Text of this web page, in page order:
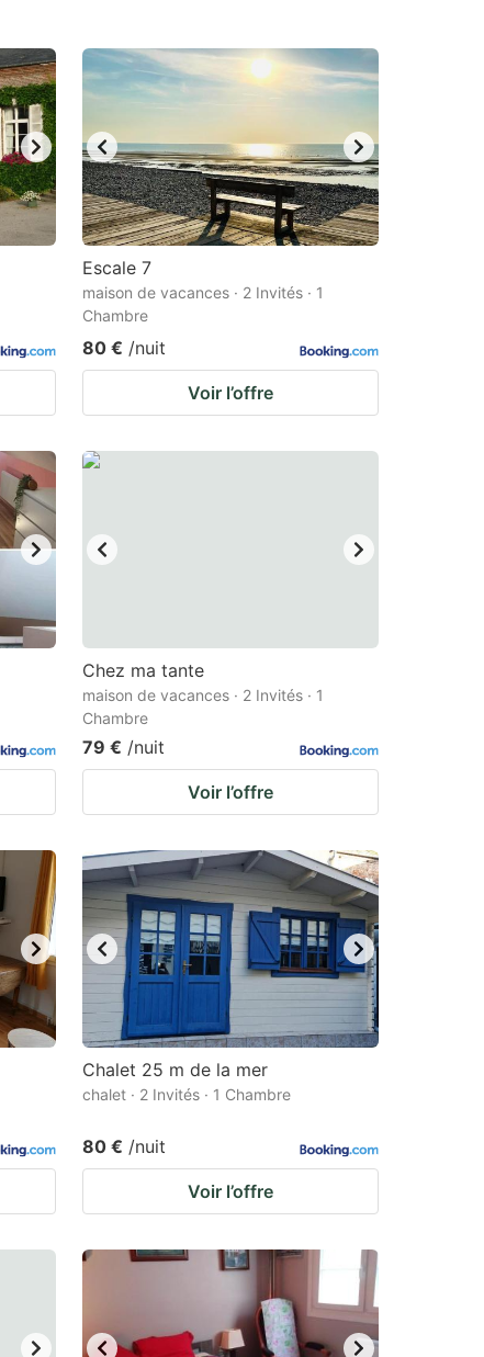
Escale 7
maison de vacances · 2 Invités · 1
Chambre
80 € /nuit
Voir l’offre
Chez ma tante
maison de vacances · 2 Invités · 1
Chambre
79 € /nuit
Voir l’offre
Chalet 25 m de la mer
chalet · 2 Invités · 1 Chambre
80 € /nuit
Voir l’offre